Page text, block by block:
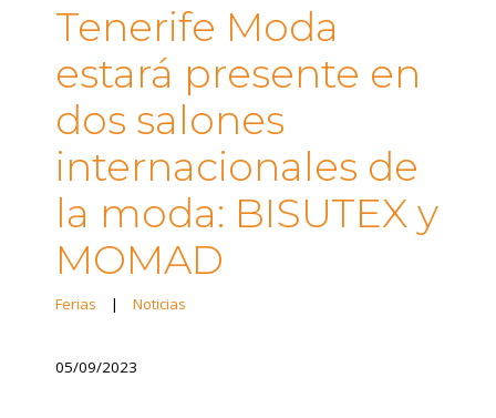
Tenerife Moda
estará presente en
dos salones
internacionales de
la moda: BISUTEX y
MOMAD
Ferias | Noticias
05/09/2023